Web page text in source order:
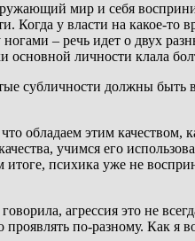
мир и себя
у власти на какое-то
– речь идет о двух
основной личности клала
субличности должны
обладаем этим качеством,
учимся его
психика уже не
агрессия это не
по-разному. Как я